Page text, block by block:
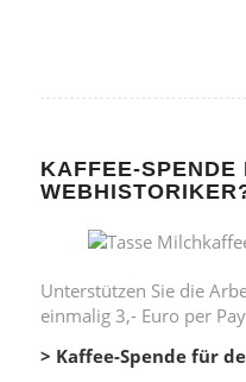
KAFFEE-SPENDE
Unterstützen Sie die
einmalig 3,- Euro per
> Kaffee-Spende für